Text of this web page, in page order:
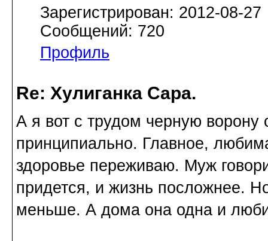
Зарегистрирован: 2012-08-27
Сообщений: 720
Профиль
Re: Хулиганка Сара.
А я вот с трудом черную ворону
принципиально. Главное,
здоровье переживаю. Муж
придется, и жизнь посложнее.
меньше. А дома она одна и